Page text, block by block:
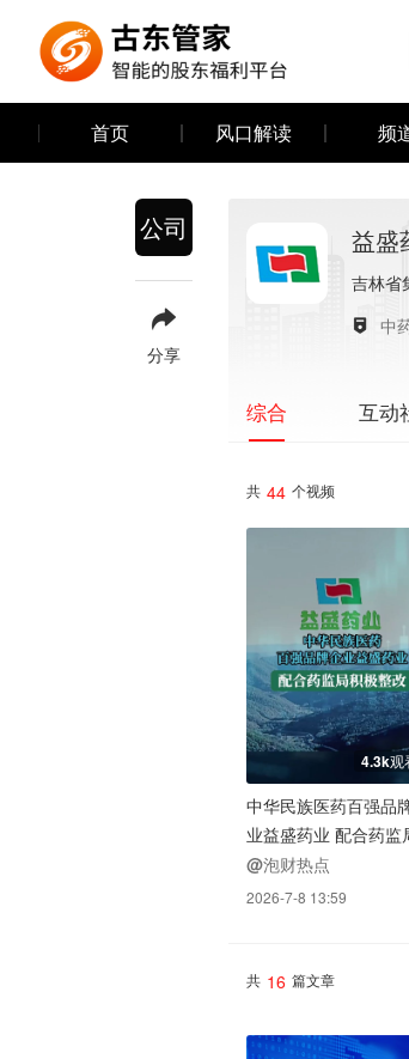
首页 风口解读 频
公司
分享
益盛
吉林省
中
综合 互动
共 44 个视频
4.3k观
中华民族医药百强品
业益盛药业 配合药监
极整改
@泡财热点
2026-7-8 13:59
共 16 篇文章